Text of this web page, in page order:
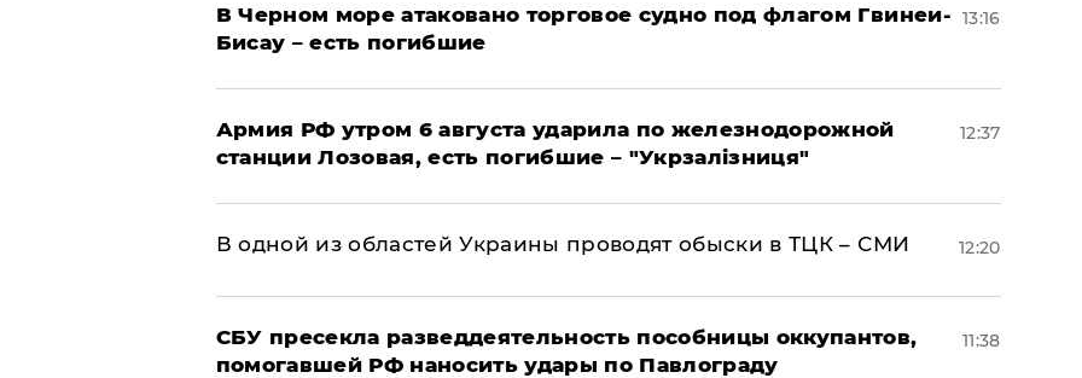
В Черном море атаковано торговое судно под флагом Гвинеи-
Бисау – есть погибшие
13:16
Армия РФ утром 6 августа ударила по железнодорожной
станции Лозовая, есть погибшие – "Укрзалізниця"
12:37
В одной из областей Украины проводят обыски в ТЦК – СМИ 12:20
СБУ пресекла разведдеятельность пособницы оккупантов,
помогавшей РФ наносить удары по Павлограду
11:38